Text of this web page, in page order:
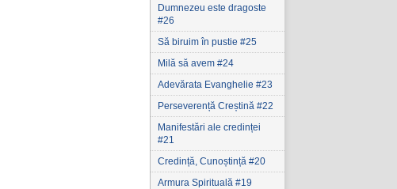
Dumnezeu este dragoste
#26
Să biruim în pustie #25
Milă să avem #24
Adevărata Evanghelie #23
Perseverență Creștină #22
Manifestări ale credinței
#21
Credință, Cunoștință #20
Armura Spirituală #19